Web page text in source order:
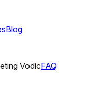
Blog
VodicFAQ